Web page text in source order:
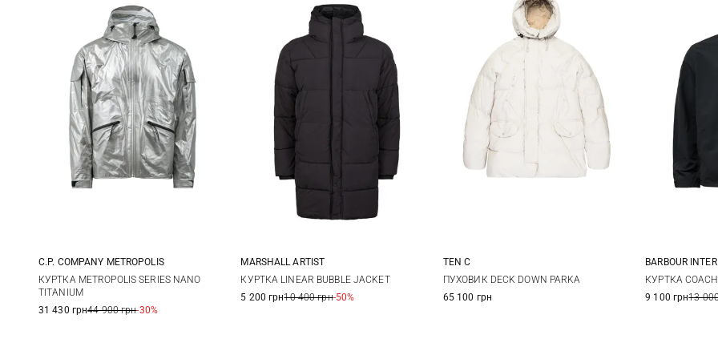
M L XL
C.P. COMPANY METROPOLIS
КУРТКА METROPOLIS SERIES NANO
TITANIUM
31 430 грн44 900 грн-30%
S M L
MARSHALL ARTIST
КУРТКА LINEAR BUBBLE JACKET
5 200 грн10 400 грн-50%
48 50 52
TEN C
ПУХОВИК DECK DOWN PARKA
65 100 грн
M L
BARBOUR
КУРТКА COACH
9 100 грн13